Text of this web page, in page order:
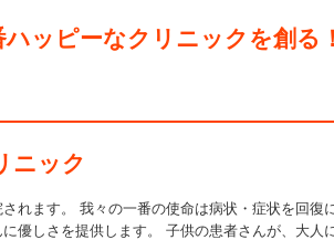
ッピーなクリニックを創る！
ニック
れます。 我々の一番の使命は病状・症状を回復
優しさを提供します。 子供の患者さんが、大人